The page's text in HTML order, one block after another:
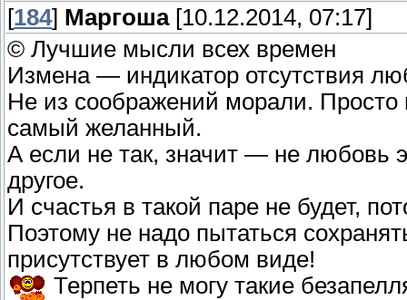
[184] Маргоша[10.12.2014, 07:17]
© Лучшие мысли всех времен
Измена — индикатор отсутствия
Не из соображений морали.
самый желанный.
А если не так, значит — не любовь
другое.
И счастья в такой паре не будет,
Поэтому не надо пытаться
присутствует в любом виде!
Терпеть не могу такие